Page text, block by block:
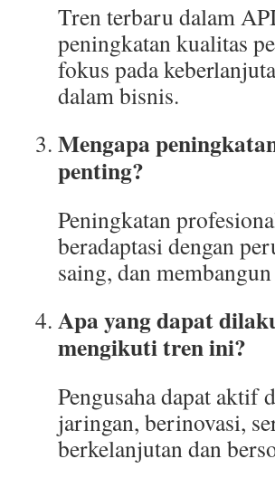
Tren terbaru dalam
peningkatan kualitas
fokus pada
dalam bisnis.
Mengapa
penting?
Peningkatan
beradaptasi dengan
saing, dan
Apa yang dapat
mengikuti tren ini?
Pengusaha dapat
jaringan, berinovasi,
berkelanjutan dan